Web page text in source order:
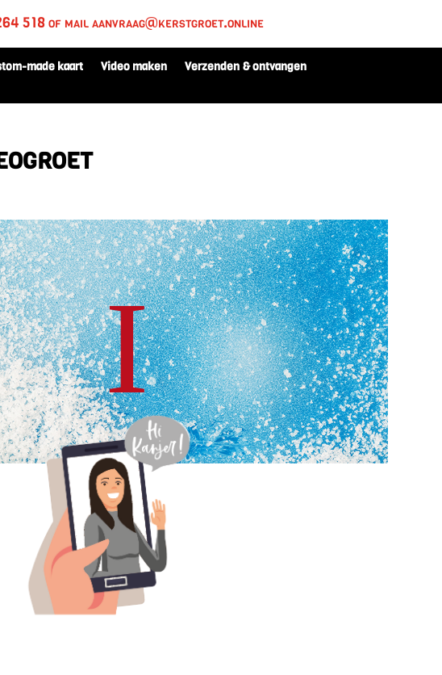
518 of mail aanvraag@kerstgroet.online
made kaart Video maken
Verzenden & ontvangen